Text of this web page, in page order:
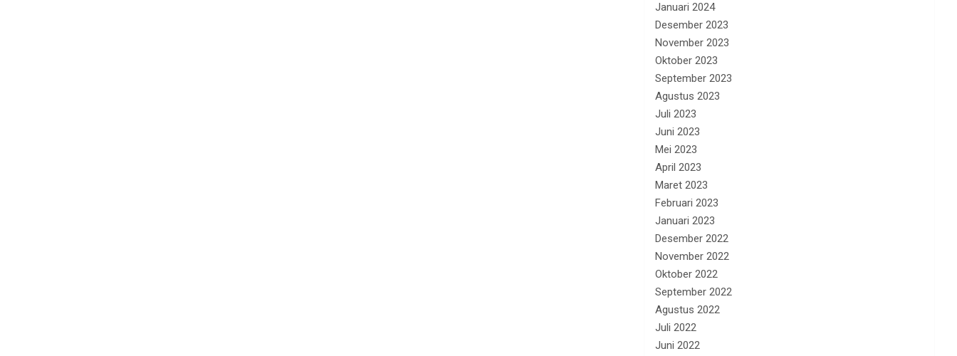
Januari 2024
Desember 2023
November 2023
Oktober 2023
September 2023
Agustus 2023
Juli 2023
Juni 2023
Mei 2023
April 2023
Maret 2023
Februari 2023
Januari 2023
Desember 2022
November 2022
Oktober 2022
September 2022
Agustus 2022
Juli 2022
Juni 2022